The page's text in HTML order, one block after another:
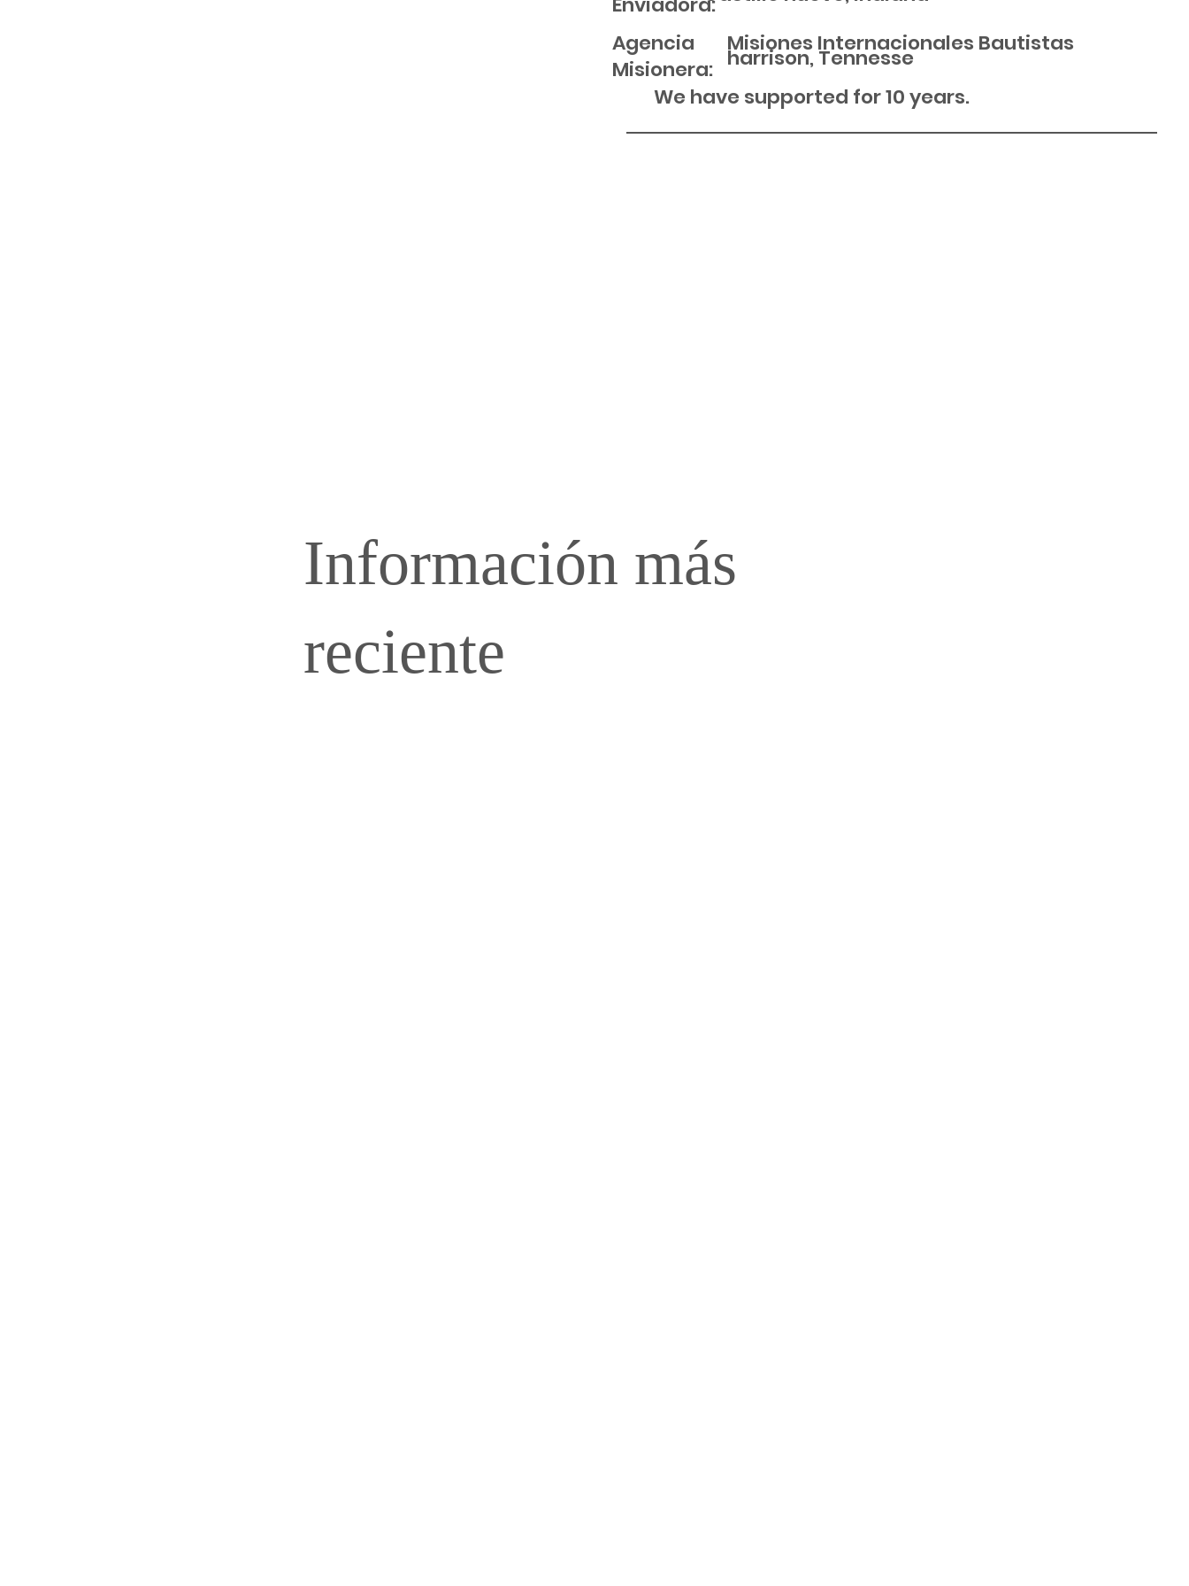
Agencia
Misionera:
Misiones Internacionales Bautistas
We have supported for 10 years.
harrison, Tennesse
Información más
reciente